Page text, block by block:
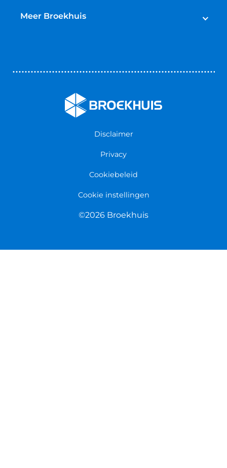
Schadeherstel
Meer Broekhuis
Nieuws & Blogs
Algemene voorwaarden
Disclaimer
Privacy
Cookiebeleid
Cookie instellingen
©2026 Broekhuis